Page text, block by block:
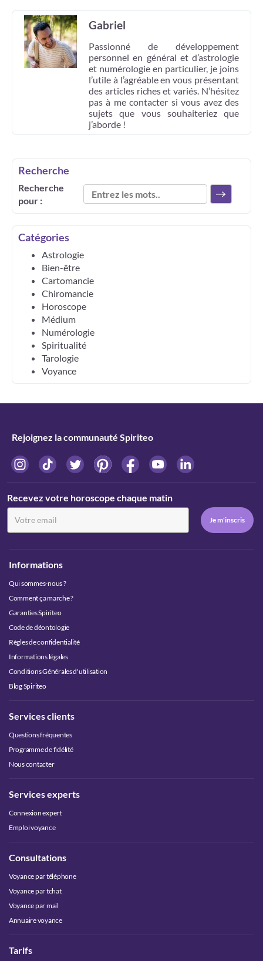
Gabriel
Passionné de développement
personnel en général et d’astrologie
et numérologie en particulier, je joins
l’utile à l’agréable en vous présentant
des articles riches et variés. N’hésitez
pas à me contacter si vous avez des
sujets que vous souhaiteriez que
j’aborde !
Recherche
Recherche
pour :
Catégories
Astrologie
Bien-être
Cartomancie
Chiromancie
Horoscope
Médium
Numérologie
Spiritualité
Tarologie
Voyance
Rejoignez la communauté Spiriteo
Recevez votre horoscope chaque matin
Informations
Qui sommes-nous ?
Comment ça marche ?
Garanties Spiriteo
Code de déontologie
Règles de confidentialité
Informations légales
Conditions Générales d'utilisation
Blog Spiriteo
Services clients
Questions fréquentes
Programme de fidélité
Nous contacter
Services experts
Connexion expert
Emploi voyance
Consultations
Voyance par téléphone
Voyance par tchat
Voyance par mail
Annuaire voyance
Tarifs